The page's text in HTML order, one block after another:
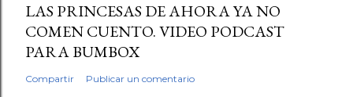
LAS PRINCESAS DE AHORA YA NO
COMEN CUENTO. VIDEO PODCAST
PARA BUMBOX
Compartir Publicar un comentario